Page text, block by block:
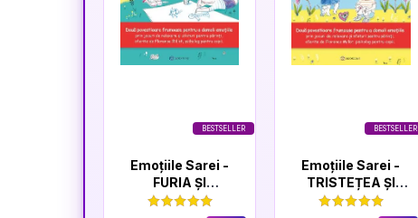
BESTSELLER
Emoțiile Sarei -
FURIA ȘI
LINIȘTEA
BESTSELLER
Emoțiile Sarei -
TRISTEȚEA ȘI
BUCURIA